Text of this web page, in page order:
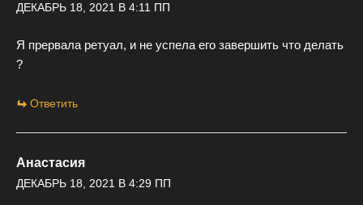
ДЕКАБРЬ 18, 2021 В 4:11 ПП
Я прервала ретуал, и не успела его завершить что делать
?
Ответить
Анастасия
ДЕКАБРЬ 18, 2021 В 4:29 ПП